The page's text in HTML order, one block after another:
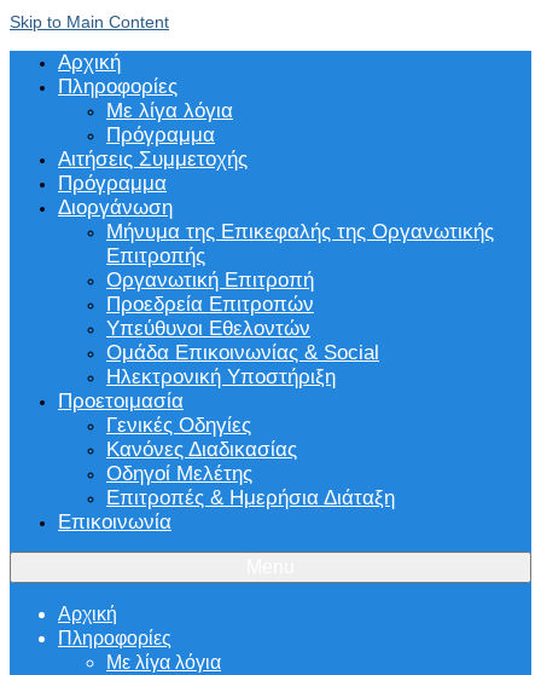
Skip to Main Content
Αρχική
Πληροφορίες
Με λίγα λόγια
Πρόγραμμα
Αιτήσεις Συμμετοχής
Πρόγραμμα
Διοργάνωση
Μήνυμα της Επικεφαλής της Οργανωτικής
Επιτροπής
Οργανωτική Επιτροπή
Προεδρεία Επιτροπών
Υπεύθυνοι Εθελοντών
Ομάδα Επικοινωνίας & Social
Ηλεκτρονική Υποστήριξη
Προετοιμασία
Γενικές Οδηγίες
Κανόνες Διαδικασίας
Οδηγοί Μελέτης
Επιτροπές & Ημερήσια Διάταξη
Επικοινωνία
Αρχική
Πληροφορίες
Με λίγα λόγια